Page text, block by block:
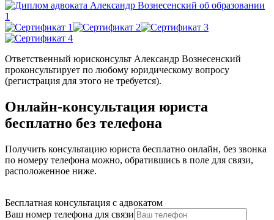
Ответственный юрисконсульт Александр Вознесенский
проконсультирует по любому юридическому вопросу
(регистрация для этого не требуется).
Онлайн-консультация юриста
бесплатно без телефона
Получить консультацию юриста бесплатно онлайн, без звонка
по номеру телефона можно, обратившись в поле для связи,
расположенное ниже.
Бесплатная консультация с адвокатом
Ваш номер телефона для связи